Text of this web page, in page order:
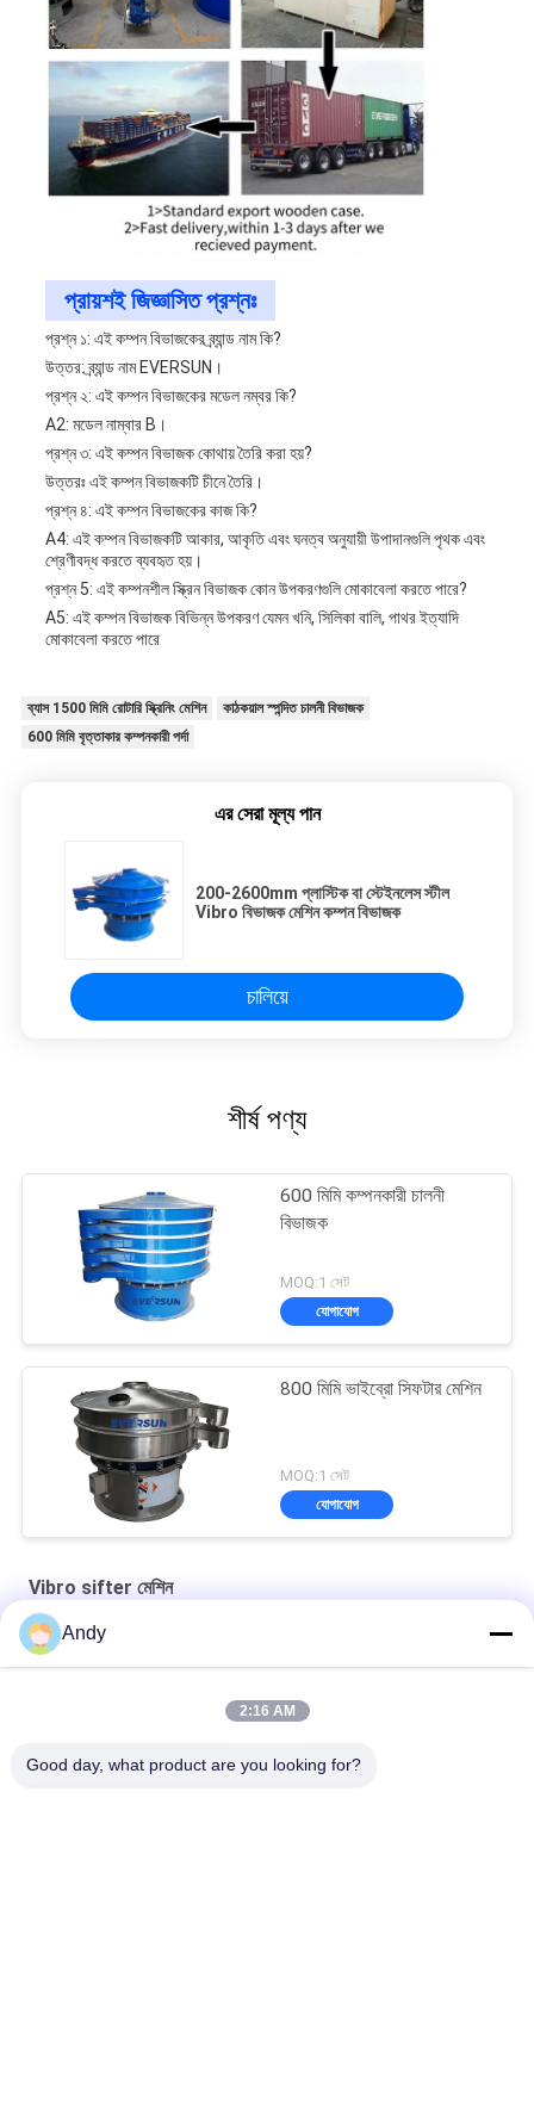
প্রায়শই জিজ্ঞাসিত প্রশ্নঃ
প্রশ্ন ১: এই কম্পন বিভাজকের ব্র্যান্ড নাম কি?
উত্তর: ব্র্যান্ড নাম EVERSUN।
প্রশ্ন ২: এই কম্পন বিভাজকের মডেল নম্বর কি?
A2: মডেল নাম্বার B।
প্রশ্ন ৩: এই কম্পন বিভাজক কোথায় তৈরি করা হয়?
উত্তরঃ এই কম্পন বিভাজকটি চীনে তৈরি।
প্রশ্ন ৪: এই কম্পন বিভাজকের কাজ কি?
A4: এই কম্পন বিভাজকটি আকার, আকৃতি এবং ঘনত্ব অনুযায়ী উপাদানগুলি পৃথক এবং
শ্রেণীবদ্ধ করতে ব্যবহৃত হয়।
প্রশ্ন 5: এই কম্পনশীল স্ক্রিন বিভাজক কোন উপকরণগুলি মোকাবেলা করতে পারে?
A5: এই কম্পন বিভাজক বিভিন্ন উপকরণ যেমন খনি, সিলিকা বালি, পাথর ইত্যাদি
মোকাবেলা করতে পারে
ব্যাস 1500 মিমি রোটারি স্ক্রিনিং মেশিন
কাঠকয়াল স্পন্দিত চালনী বিভাজক
600 মিমি বৃত্তাকার কম্পনকারী পর্দা
এর সেরা মূল্য পান
200-2600mm প্লাস্টিক বা স্টেইনলেস স্টীল
Vibro বিভাজক মেশিন কম্পন বিভাজক
চালিয়ে
শীর্ষ পণ্য
600 মিমি কম্পনকারী চালনী
বিভাজক
MOQ:1 সেট
যোগাযোগ
800 মিমি ভাইব্রো সিফটার মেশিন
MOQ:1 সেট
যোগাযোগ
Vibro sifter মেশিন
High-Frequency Screen for Fine Material Processing in Mining
and Building Materials
সূক্ষ্ম কণা শ্রেণীবিভাগের জন্য উচ্চ কম্পাঙ্ক সম্পন্ন স্ক্রিন ভাইব্রো সিফটার মেশিন
সঠিক স্ক্রিনিংয়ের জন্য নিয়মিত কম্পন পরামিতি সহ উচ্চ ফ্রিকোয়েন্সি স্ক্রিন
Andy
2:16 AM
Good day, what product are you looking for?